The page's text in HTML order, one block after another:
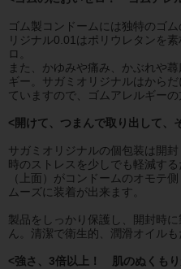
ゴム製コンドームには独特のゴ
リジナル0.01はポリウレタンを
ロ。
また、かゆみや痛み、かぶれや
ギー。サガミオリジナルはから
ていますので、ゴムアレルギーの
<開けて、つまんで取り出して、
サガミオリジナルの個包装は開
時のストレスを少しでも軽減す
（上面）がコンドームのオモテ
ムーズに装着が出来ます。
製品をしっかり保護し、開封時
ん。清潔で衛生的、潤滑オイルも
<強さ、3倍以上！ 肌のぬくも